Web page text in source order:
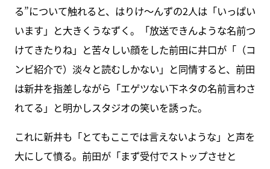
る”について触れると、はりけ～んずの2人は「いっぱい
います」と大きくうなずく。「放送できんような名前つ
けてきたりね」と苦々しい顔をした前田に井口が「（コ
ンビ紹介で）淡々と読むしかない」と同情すると、前田
は新井を指差しながら「エゲツない下ネタの名前言わさ
れてる」と明かしスタジオの笑いを誘った。
これに新井も「とてもここでは言えないような」と声を
大にして憤る。前田が「まず受付でストップさせと